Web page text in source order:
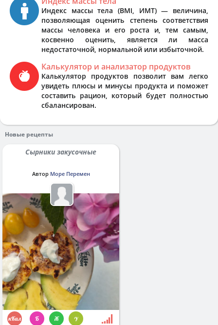
Индекс массы тела (BMI, ИМТ) — величина,
позволяющая оценить степень соответствия
массы человека и его роста и, тем самым,
косвенно оценить, является ли масса
недостаточной, нормальной или избыточной.
Калькулятор и анализатор продуктов
Калькулятор продуктов позволит вам легко
увидеть плюсы и минусы продукта и поможет
составить рацион, который будет полностью
сбалансирован.
Новые рецепты
Сырники закусочные
Автор Море Перемен